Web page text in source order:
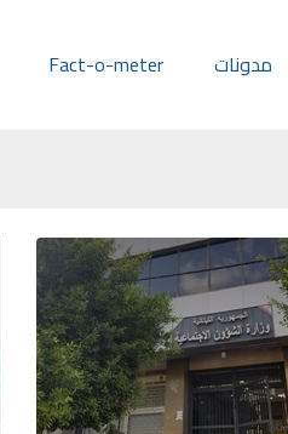
مدونات Fact-o-meter